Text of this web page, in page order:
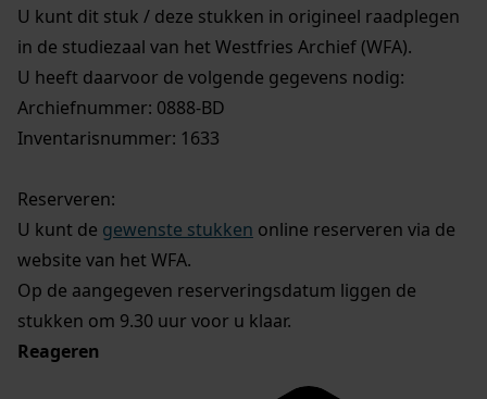
U kunt dit stuk / deze stukken in origineel raadplegen
in de studiezaal van het Westfries Archief (WFA).
U heeft daarvoor de volgende gegevens nodig:
Archiefnummer: 0888-BD
Inventarisnummer: 1633
Reserveren:
U kunt de gewenste stukken online reserveren via de
website van het WFA.
Op de aangegeven reserveringsdatum liggen de
stukken om 9.30 uur voor u klaar.
Reageren